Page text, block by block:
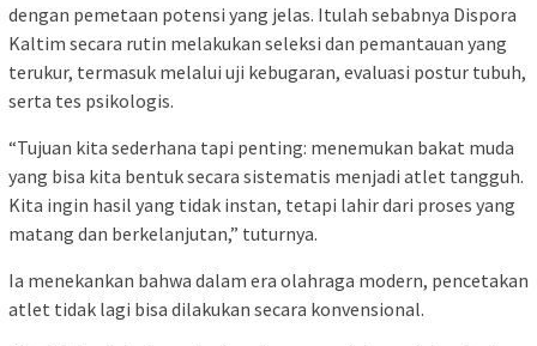
dengan pemetaan potensi yang jelas. Itulah sebabnya Dispora
Kaltim secara rutin melakukan seleksi dan pemantauan yang
terukur, termasuk melalui uji kebugaran, evaluasi postur tubuh,
serta tes psikologis.
“Tujuan kita sederhana tapi penting: menemukan bakat muda
yang bisa kita bentuk secara sistematis menjadi atlet tangguh.
Kita ingin hasil yang tidak instan, tetapi lahir dari proses yang
matang dan berkelanjutan,” tuturnya.
Ia menekankan bahwa dalam era olahraga modern, pencetakan
atlet tidak lagi bisa dilakukan secara konvensional.